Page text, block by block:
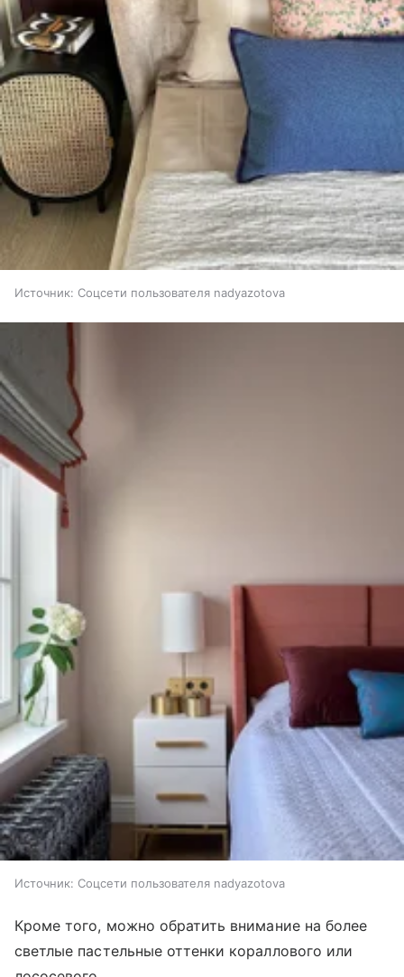
Источник: Соцсети пользователя nadyazotova
Источник: Соцсети пользователя nadyazotova
Кроме того, можно обратить внимание на более
светлые пастельные оттенки кораллового или